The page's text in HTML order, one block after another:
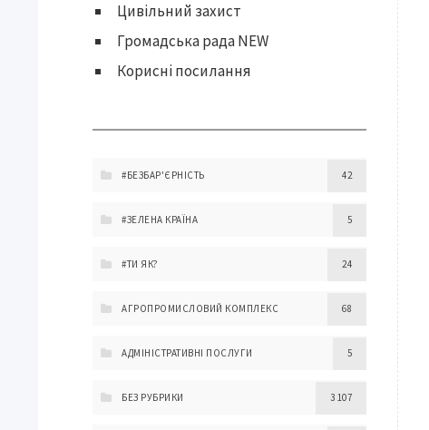
Цивільний захист
Громадська рада NEW
Корисні посилання
#БЕЗБАР'ЄРНІСТЬ 42
#ЗЕЛЕНА КРАЇНА 5
#ТИ ЯК? 24
АГРОПРОМИСЛОВИЙ КОМПЛЕКС 68
АДМІНІСТРАТИВНІ ПОСЛУГИ 5
БЕЗ РУБРИКИ 3 107